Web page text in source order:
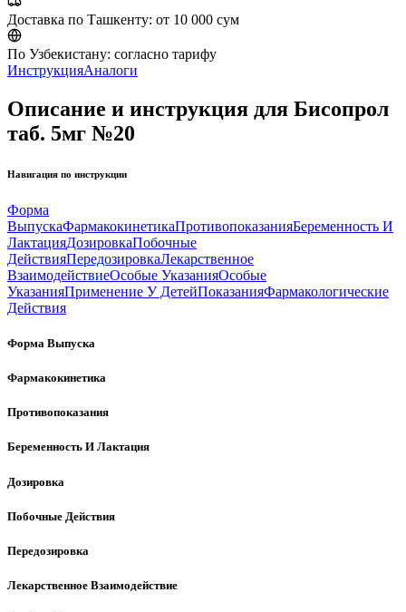
Доставка по Ташкенту: от 10 000 сум
По Узбекистану: согласно тарифу
ИнструкцияАналоги
Описание и инструкция для Бисопрол
таб. 5мг №20
Навигация по инструкции
Форма
ВыпускаФармакокинетикаПротивопоказанияБеременность И
ЛактацияДозировкаПобочные
ДействияПередозировкаЛекарственное
ВзаимодействиеОсобые УказанияОсобые
УказанияПрименение У ДетейПоказанияФармакологические
Действия
Форма Выпуска
Фармакокинетика
Противопоказания
Беременность И Лактация
Дозировка
Побочные Действия
Передозировка
Лекарственное Взаимодействие